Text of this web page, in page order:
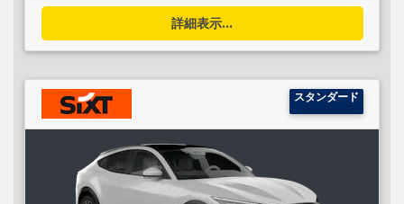
詳細表示...
スタンダード